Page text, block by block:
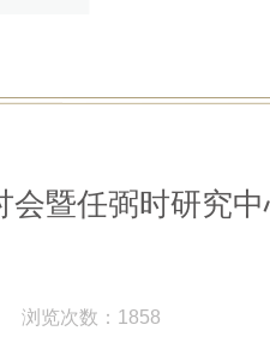
暨任弼时研究
浏览次数：1858